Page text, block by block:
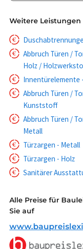
Weitere
Abbruch Türen /
Holz /
Abbruch Türen /
Kunststoff
Abbruch Türen /
Metall
Türzargen - Metall
Türzargen - Holz
Sanitärer
Alle Preise für
Sie auf